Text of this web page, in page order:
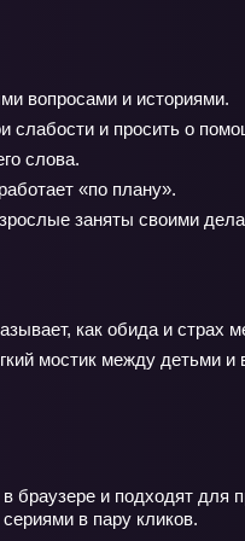
вопросами и историями.
слабости и просить о
слова.
«по плану».
заняты своими
как обида и
мостик между детьми
и подходят
в пару кликов.